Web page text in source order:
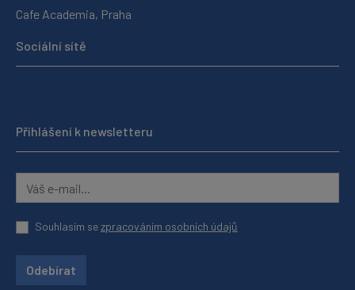
Cafe Academia, Praha
Sociální sítě
Přihlášení k newsletteru
Souhlasím sezpracováním osobních údajů
Odebírat